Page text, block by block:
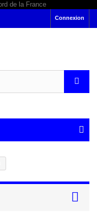
Connexion